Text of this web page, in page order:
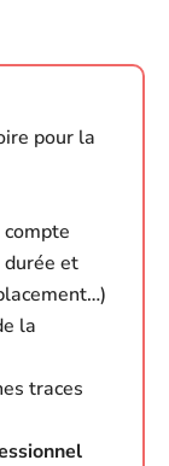
pour la
durée et
la
traces